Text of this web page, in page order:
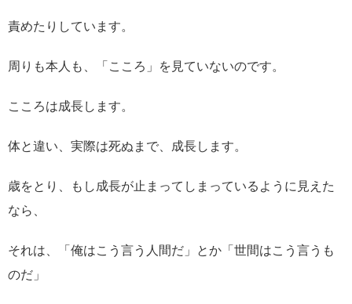
責めたりしています。
周りも本人も、「こころ」を見ていないのです。
こころは成長します。
体と違い、実際は死ぬまで、成長します。
歳をとり、もし成長が止まってしまっているように見えた
なら、
それは、
「俺はこう言う人間だ」とか「世間はこう言うも
のだ」